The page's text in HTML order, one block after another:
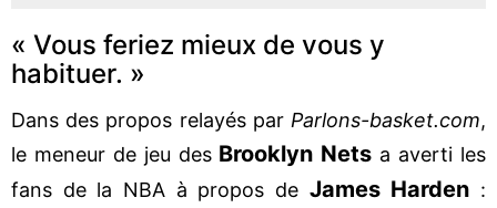
« Vous feriez mieux de vous y
habituer. »
Dans des propos relayés par Parlons-basket.com,
le meneur de jeu des Brooklyn Nets a averti les
fans de la NBA à propos de James Harden :